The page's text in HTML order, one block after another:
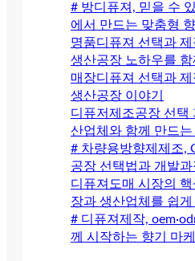
# 방디퓨져, 믿을 수
에서 만드는 맞춤형
명품디퓨져 선택과
생산공장 노하우를
매장디퓨져 선택과
생산공장 이야기
디퓨저제조공장 선택
산업체와 함께 만드는
# 차량용방향제제조,
공장 선택법과 개발과
디퓨져도매 시장의
장과 생산업체를 쉽게
# 디퓨져제작,
께 시작하는 향기 마